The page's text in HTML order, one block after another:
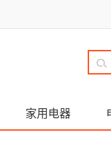
家用电器